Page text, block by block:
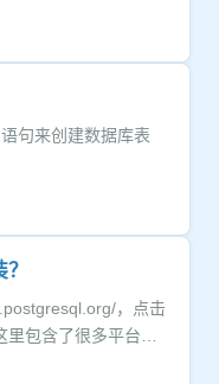
句来创建数据库表
，点击
包含了很多平台的
OS等 。…